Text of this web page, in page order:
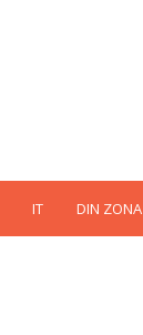
IT DIN ZONA